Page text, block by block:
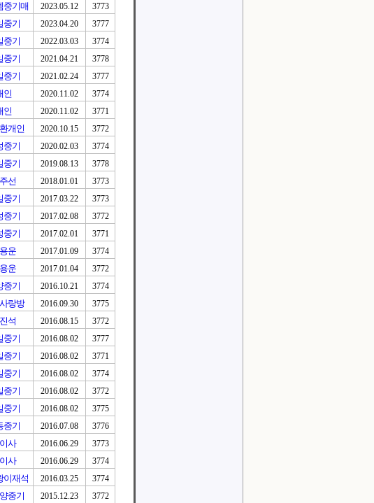
중기매 2023.05.12
3773
중기 2023.04.20
3777
중기 2022.03.03
3774
중기 2021.04.21
3778
중기 2021.02.24
3777
인 2020.11.02
3774
인 2020.11.02
3771
개인 2020.10.15
3772
중기 2020.02.03
3774
중기 2019.08.13
3778
선 2018.01.01
3773
중기 2017.03.22
3773
중기 2017.02.08
3772
중기 2017.02.01
3771
운 2017.01.09
3774
운 2017.01.04
3772
중기 2016.10.21
3774
랑방 2016.09.30
3775
석 2016.08.15
3772
중기 2016.08.02
3777
중기 2016.08.02
3771
중기 2016.08.02
3774
중기 2016.08.02
3772
중기 2016.08.02
3775
중기 2016.07.08
3776
사 2016.06.29
3773
사 2016.06.29
3774
이재석 2016.03.25
3774
중기 2015.12.23 3772